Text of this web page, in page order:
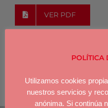
VER PDF
POLÍTICA
Utilizamos cookies
nuestros servicios y
anónima. Si continúa